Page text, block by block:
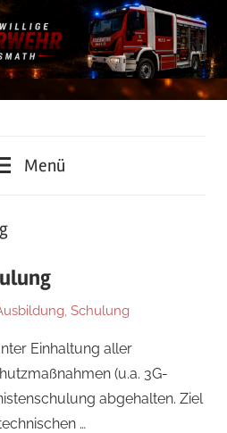
Menü
, Schulung
Einhaltung aller
(u.a. 3G-
abgehalten. Ziel
…